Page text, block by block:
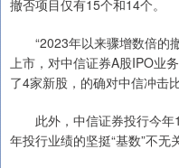
撤否项目仅有15个和14个。
“2023年以来骤增数倍的
上市，对中信证券A股IPO业
了4家新股，的确对中信冲击
此外，中信证券投行今年
年投行业绩的坚挺“基数”不无